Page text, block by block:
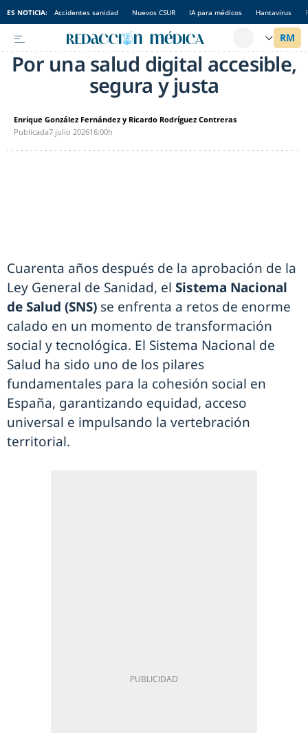
ES NOTICIA: Accidentes sanidad Nuevos CSUR IA para médicos Hantavirus
Por una salud digital accesible,
segura y justa
Enrique González Fernández y Ricardo Rodríguez Contreras
Publicada7 julio 202616:00h
Cuarenta años después de la aprobación de la
Ley General de Sanidad, el Sistema Nacional
de Salud (SNS) se enfrenta a retos de enorme
calado en un momento de transformación
social y tecnológica. El Sistema Nacional de
Salud ha sido uno de los pilares
fundamentales para la cohesión social en
España, garantizando equidad, acceso
universal e impulsando la vertebración
territorial.